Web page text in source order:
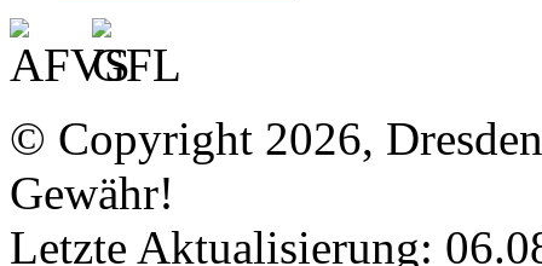
© Copyright 2026,
Gewähr!
Letzte Aktualisierung: